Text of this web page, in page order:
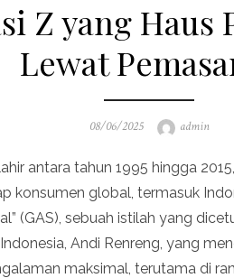
Z yang Haus
Lewat
Posted
08/06/2025 Author
admin
antara tahun 1995 hingga
konsumen global, termasuk
(GAS), sebuah istilah yang
Andi Renreng, yang
maksimal, terutama di